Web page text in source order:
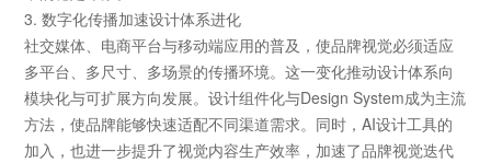
3. 数字化传播加速设计体系进化
社交媒体、电商平台与移动端应用的普及，使品牌视觉必须适应
多平台、多尺寸、多场景的传播环境。这一变化推动设计体系向
模块化与可扩展方向发展。设计组件化与Design System成为主流
方法，使品牌能够快速适配不同渠道需求。同时，AI设计工具的
加入，也进一步提升了视觉内容生产效率，加速了品牌视觉迭代